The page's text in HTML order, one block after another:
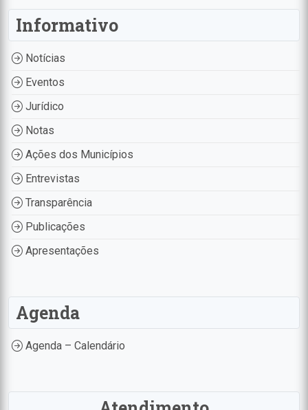
Informativo
Notícias
Eventos
Jurídico
Notas
Ações dos Municípios
Entrevistas
Transparência
Publicações
Apresentações
Agenda
Agenda – Calendário